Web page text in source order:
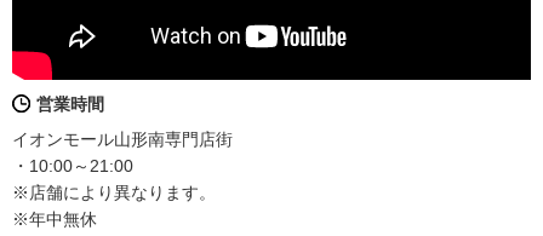
営業時間
イオンモール山形南専門店街
・10:00～21:00
※店舗により異なります。
※年中無休